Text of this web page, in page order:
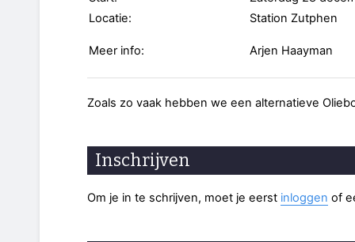
Locatie:
Station Zutphen
Meer info: Arjen Haayman
Zoals zo vaak hebben we een alternatieve
Inschrijven
Om je in te schrijven, moet je eerst inloggen of